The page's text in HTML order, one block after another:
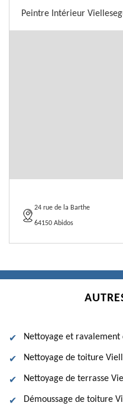
Peintre Intérieur
24 rue de la Barthe
64150 Abidos
Nettoyage et
Nettoyage de toiture
Nettoyage de terrasse
Démoussage de toiture